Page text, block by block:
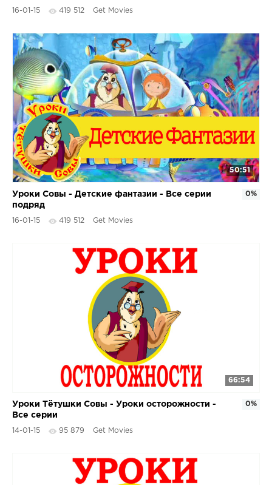
16-01-15 419 512 Get Movies
50:51
Уроки Совы - Детские фантазии - Все серии
подряд
16-01-15 419 512 Get Movies
0%
66:54
Уроки Тётушки Совы - Уроки осторожности -
Все серии
14-01-15 95 879 Get Movies
0%